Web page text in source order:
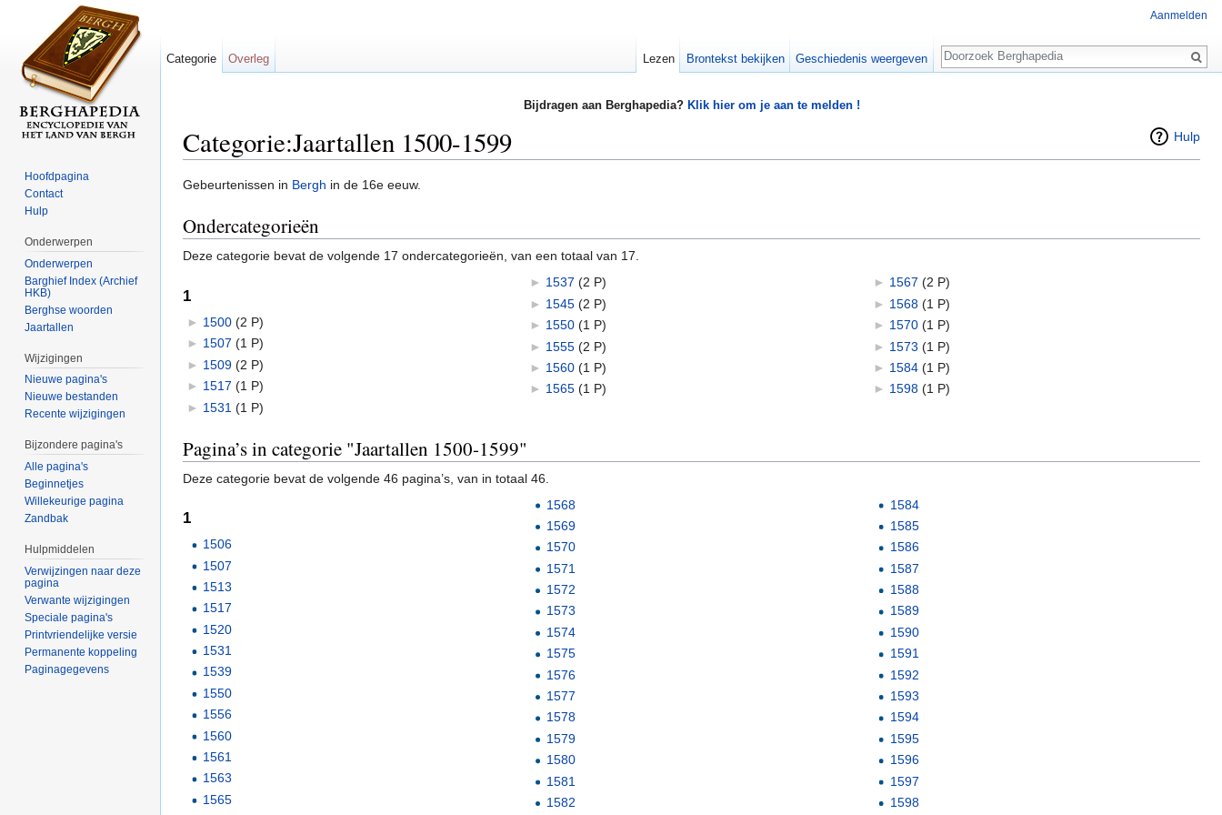
Bijdragen aan Berghapedia? Klik hier om je aan te melden !
Hulp
Categorie:Jaartallen 1500-1599
Gebeurtenissen in Bergh in de 16e eeuw.
Ondercategorieën
Deze categorie bevat de volgende 17 ondercategorieën, van een totaal van 17.
1
► 1500‎ (2 P)
► 1507 (1 P)
► 1509‎ (2 P)
► 1517 (1 P)
► 1531 (1 P)
► 1537 ‎(2 P)
► 1545 ‎(2 P)
► 1550 ‎(1 P)
► 1555 ‎(2 P)
► 1560 ‎(1 P)
► 1565 ‎(1 P)
► 1567 (2 P)
► 1568‎ (1 P)
► 1570‎ (1 P)
► 1573 (1 P)
► 1584‎ (1 P)
► 1598‎ (1 P)
Pagina’s in categorie "Jaartallen 1500-1599"
Deze categorie bevat de volgende 46 pagina’s, van in totaal 46.
1
1506
1507
1513
1517
1520
1531
1539
1550
1556
1560
1561
1563
1565
1568
1569
1570
1571
1572
1573
1574
1575
1576
1577
1578
1579
1580
1581
1582
1584
1585
1586
1587
1588
1589
1590
1591
1592
1593
1594
1595
1596
1597
1598
Aanmelden
Categorie Overleg Lezen Brontekst bekijken Geschiedenis weergeven
Zoeken
Hoofdpagina
Contact
Hulp
Onderwerpen
Onderwerpen
Barghief Index (Archief
HKB)
Berghse woorden
Jaartallen
Wijzigingen
Nieuwe pagina's
Nieuwe bestanden
Recente wijzigingen
Bijzondere pagina's
Alle pagina's
Beginnetjes
Willekeurige pagina
Zandbak
Hulpmiddelen
Verwijzingen naar deze
pagina
Verwante wijzigingen
Speciale pagina's
Printvriendelijke versie
Permanente koppeling
Paginagegevens